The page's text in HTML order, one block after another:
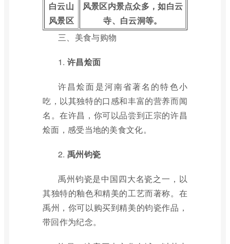
白云山
风景区
风景区内景点众多，如白云
寺、白云洞等。
三、美食与购物
1. 许昌烩面
许昌烩面是河南省著名的特色小
吃，以其独特的口感和丰富的营养而闻
名。在许昌，你可以品尝到正宗的许昌
烩面，感受当地的美食文化。
2. 禹州钧瓷
禹州钧瓷是中国四大名瓷之一，以
其独特的釉色和精美的工艺而著称。在
禹州，你可以购买到精美的钧瓷作品，
带回作为纪念。